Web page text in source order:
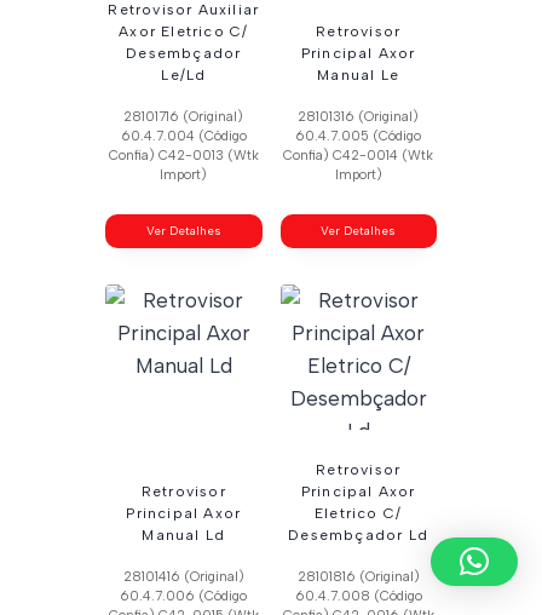
Retrovisor Auxiliar
Axor Eletrico C/
Desembçador
Le/Ld
28101716 (Original)
60.4.7.004 (Código
Confia) C42-0013 (Wtk
Import)
Ver Detalhes
Retrovisor
Principal Axor
Manual Le
28101316 (Original)
60.4.7.005 (Código
Confia) C42-0014 (Wtk
Import)
Ver Detalhes
Retrovisor
Principal Axor
Manual Ld
28101416 (Original)
60.4.7.006 (Código
Retrovisor
Principal Axor
Eletrico C/
Desembçador Ld
28101816 (Original)
60.4.7.008 (Código